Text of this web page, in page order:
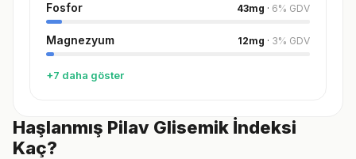
Fosfor 43mg · 6% GDV
Magnezyum 12mg · 3% GDV
+7 daha göster
Haşlanmış Pilav Glisemik İndeksi
Kaç?